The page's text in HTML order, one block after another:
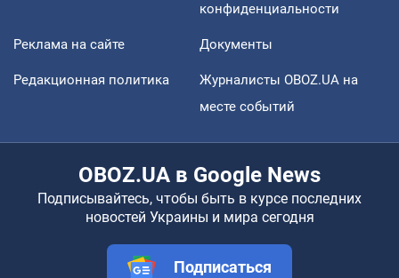
конфиденциальности
Реклама на сайте Документы
Редакционная политика
Журналисты OBOZ.UA на
месте событий
OBOZ.UA в Google News
Подписывайтесь, чтобы быть в курсе последних
новостей Украины и мира сегодня
Подписаться